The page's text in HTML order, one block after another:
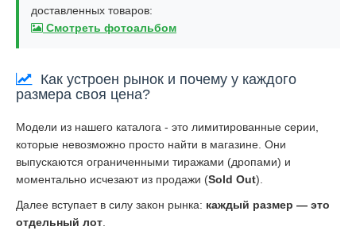
доставленных товаров:
Смотреть фотоальбом
Как устроен рынок и почему у каждого
размера своя цена?
Модели из нашего каталога - это лимитированные серии,
которые невозможно просто найти в магазине. Они
выпускаются ограниченными тиражами (дропами) и
моментально исчезают из продажи (Sold Out).
Далее вступает в силу закон рынка: каждый размер — это
отдельный лот